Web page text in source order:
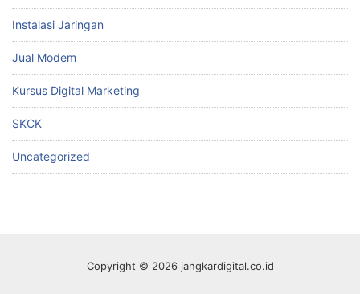
Instalasi Jaringan
Jual Modem
Kursus Digital Marketing
SKCK
Uncategorized
Copyright © 2026 jangkardigital.co.id